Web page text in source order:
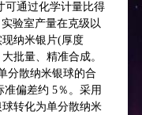
可通过化学计量比得
验室产量在克级以
现纳米银片(厚度
批量、精准合成。
分散纳米银球的合
准偏差约 5％。采用
转化为单分散纳米